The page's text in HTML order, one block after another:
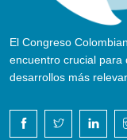
El Congreso
encuentro crucial para
desarrollos más